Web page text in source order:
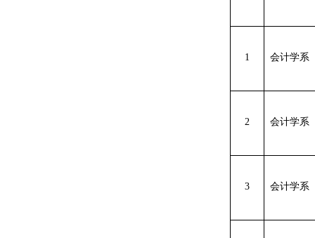
1 会计学系
2 会计学系
3 会计学系